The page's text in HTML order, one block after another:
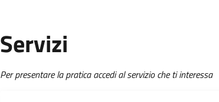
Servizi
Per presentare la pratica accedi al servizio che ti interessa